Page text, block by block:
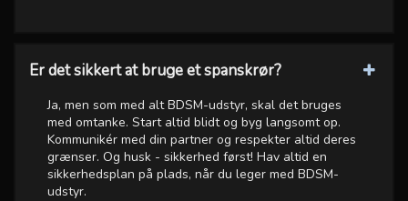
Er det sikkert at bruge et spanskrør?
Ja, men som med alt BDSM-udstyr, skal det bruges
med omtanke. Start altid blidt og byg langsomt op.
Kommunikér med din partner og respekter altid deres
grænser. Og husk - sikkerhed først! Hav altid en
sikkerhedsplan på plads, når du leger med BDSM-
udstyr.